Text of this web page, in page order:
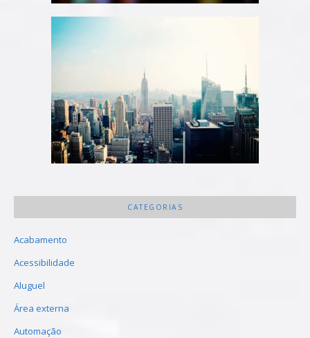
CATEGORIAS
Acabamento
Acessibilidade
Aluguel
Área externa
Automação